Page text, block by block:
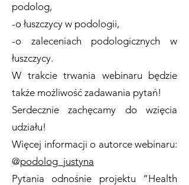
podolog,
-o łuszczycy w podologii,
-o zaleceniach podologicznych w
łuszczycy.
W trakcie trwania webinaru będzie
także możliwość zadawania pytań!
Serdecznie zachęcamy do wzięcia
udziału!
Więcej informacji o autorce webinaru:
@podolog_justyna
Pytania odnośnie projektu “Health